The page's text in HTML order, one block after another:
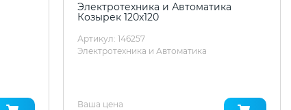
Электротехника и Автоматика
Козырек 120х120
Артикул: 146257
Электротехника и Автоматика
Ваша цена